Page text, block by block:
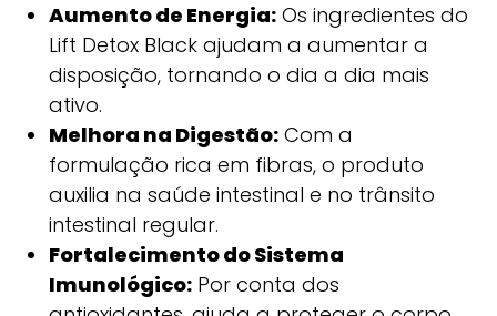
Aumento de Energia:Os ingredientes do
Lift Detox Black ajudam a aumentar a
disposição, tornando o dia a dia mais
ativo.
Melhora na Digestão:Com a
formulação rica em fibras, o produto
auxilia na saúde intestinal e no trânsito
intestinal regular.
Fortalecimento do Sistema
Imunológico:Por conta dos